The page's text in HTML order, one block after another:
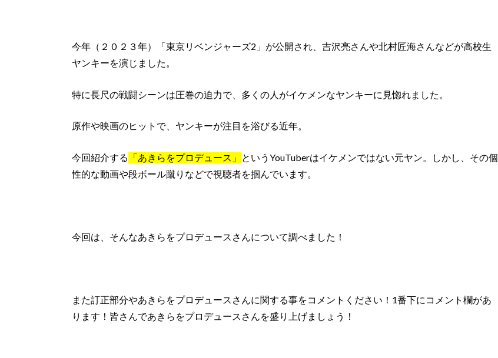
今年（２０２３年）「東京リベンジャーズ2」が公開され、吉沢亮さんや北村匠海さんなどが高校生
ヤンキーを演じました。
特に長尺の戦闘シーンは圧巻の迫力で、多くの人がイケメンなヤンキーに見惚れました。
原作や映画のヒットで、ヤンキーが注目を浴びる近年。
今回紹介する 「あきらをプロデュース」
というYouTuberはイケメンではない元ヤン。しかし、その個
性的な動画や段ボール蹴りなどで視聴者を掴んでいます。
今回は、そんなあきらをプロデュースさんについて調べました！
また訂正部分やあきらをプロデュースさんに関する事をコメントください！1番下にコメント欄があ
ります！皆さんであきらをプロデュースさんを盛り上げましょう！